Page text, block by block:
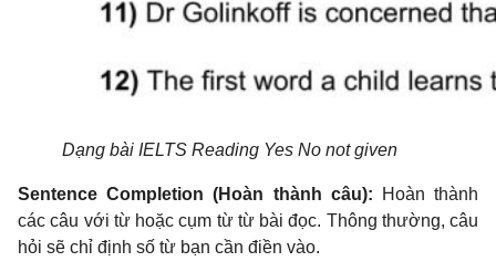
Dạng bài IELTS Reading Yes No not given
Sentence Completion (Hoàn thành câu):
Hoàn thành
các câu với từ hoặc cụm từ từ bài đọc. Thông thường, câu
hỏi sẽ chỉ định số từ bạn cần điền vào.